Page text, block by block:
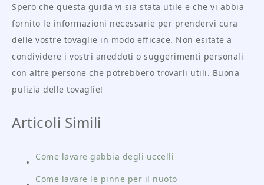
Spero che questa guida vi sia stata utile e che vi abbia
fornito le informazioni necessarie per prendervi cura
delle vostre tovaglie in modo efficace. Non esitate a
condividere i vostri aneddoti o suggerimenti personali
con altre persone che potrebbero trovarli utili. Buona
pulizia delle tovaglie!
Articoli Simili
Come lavare gabbia degli uccelli
Come lavare le pinne per il nuoto